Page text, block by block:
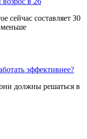
сейчас составляет 30
меньше
эффективнее?
должны решаться в